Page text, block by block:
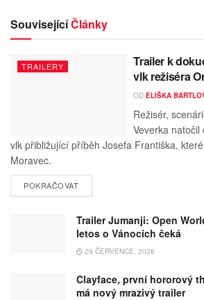
SouvisejícíČlánky
TRAILERY
Trailer k
vlk režiséra
OD ELIŠKA
Režisér,
Veverka
vlk přibližující příběh Josefa Františka,
Moravec.
POKRAČOVAT
Trailer Jumanji: Open
letos o Vánocích čeká
29 ČERVENCE, 2026
Clayface, první hororový
má nový mrazivý trailer